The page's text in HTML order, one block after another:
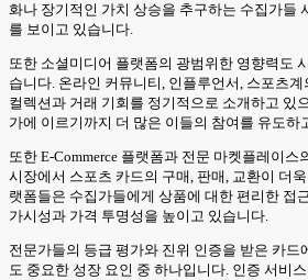
화나 장기적인 가치 상승을 추구하는 수집가들
를 보이고 있습니다.
또한 소셜미디어 플랫폼의 광범위한 영향력도
습니다. 온라인 커뮤니티, 인플루언서, 스포츠
컬렉션과 거래 기회를 정기적으로 소개하고 있
가에 이르기까지 더 많은 이들의 참여를 유도하
또한 E-Commerce 플랫폼과 전문 마켓플레이스
시장에서 스포츠 카드의 구매, 판매, 교환이 더
랫폼들은 수집가들에게 상품에 대한 편리한 접
가시성과 가격 투명성을 높이고 있습니다.
전문가들의 등급 평가와 진위 인증을 받은 카드
도 중요한 성장 요인 중 하나입니다. 인증 서비